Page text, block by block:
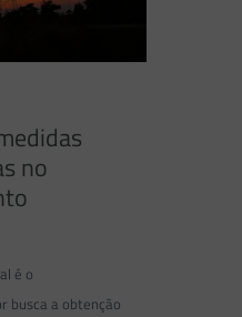
no
é o
busca a obtenção